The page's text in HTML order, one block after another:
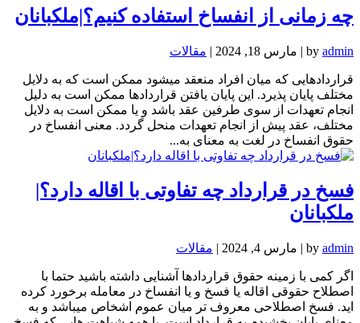
چه زمانی از انفساخ استفاده کنیم؟|ملکبانان
by admin
| مارس 18, 2024 | مقالات
قراردادهایی که میان افراد منعقد میشود ممکن است که به دلایل
مختلف پایان پذیرد. این پایان یافتن قراردادها ممکن است به دلیل
انجام تعهدات از سوی طرفین عقد باشد و یا ممکن است به دلایل
مختلف، عقد پیش از انجام تعهدات منحل گردد. معنی انفساخ در
حقوق انفساخ در لغت به معنای به...
فسخ در قرارداد چه تفاوتی با اقاله دارد؟|
ملکبانان
by admin
| مارس 4, 2024 | مقالات
اگر کمی با زمینه حقوق قراردادها آشنایی داشته باشید حتما با
اصطلاح حقوقی اقاله یا فسخ و یا انفساخ در معامله برخورد کرده
اید. فسخ اصطلاحی معروف تر میان عموم اشخاص میباشد و به